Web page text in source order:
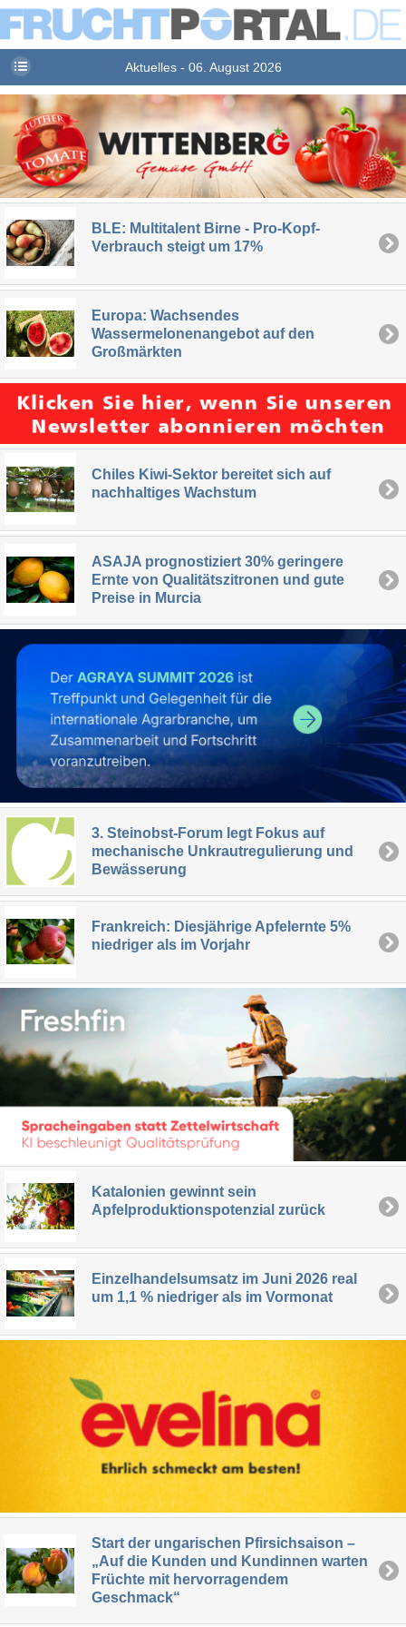
Aktuelles - 06. August 2026
BLE: Multitalent Birne - Pro-Kopf-
Verbrauch steigt um 17%
Europa: Wachsendes
Wassermelonenangebot auf den
Großmärkten
Chiles Kiwi-Sektor bereitet sich auf
nachhaltiges Wachstum
ASAJA prognostiziert 30% geringere
Ernte von Qualitätszitronen und gute
Preise in Murcia
3. Steinobst-Forum legt Fokus auf
mechanische Unkrautregulierung und
Bewässerung
Frankreich: Diesjährige Apfelernte 5%
niedriger als im Vorjahr
Katalonien gewinnt sein
Apfelproduktionspotenzial zurück
Einzelhandelsumsatz im Juni 2026 real
um 1,1 % niedriger als im Vormonat
Start der ungarischen Pfirsichsaison –
„Auf die Kunden und Kundinnen warten
Früchte mit hervorragendem
Geschmack“